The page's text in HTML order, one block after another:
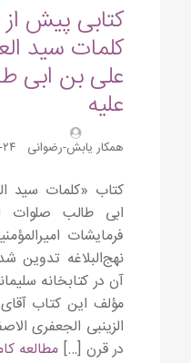
کتابی پیش از
کلمات سید
علی بن ابی
علیه
همکار یابش-رضوانی
کتاب «کلمات سید
ابی طالب صلوات
فرمایشات
نهج‌البلاغه تدوین
آن در کتابخانه
مؤلف این کتاب
الزینبی الجعفری
در قرن […]مطالعه